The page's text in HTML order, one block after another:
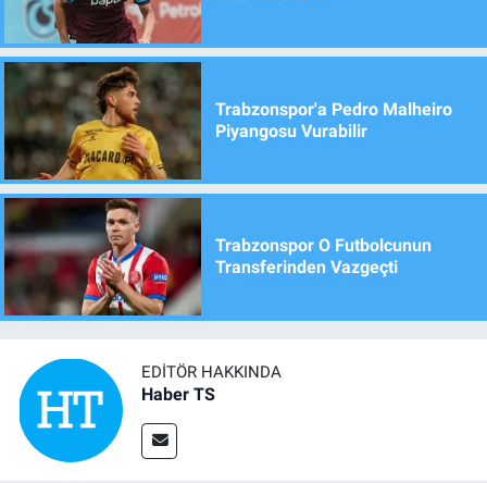
Trabzonspor'a Pedro Malheiro
Piyangosu Vurabilir
Trabzonspor O Futbolcunun
Transferinden Vazgeçti
EDITÖR HAKKINDA
Haber TS